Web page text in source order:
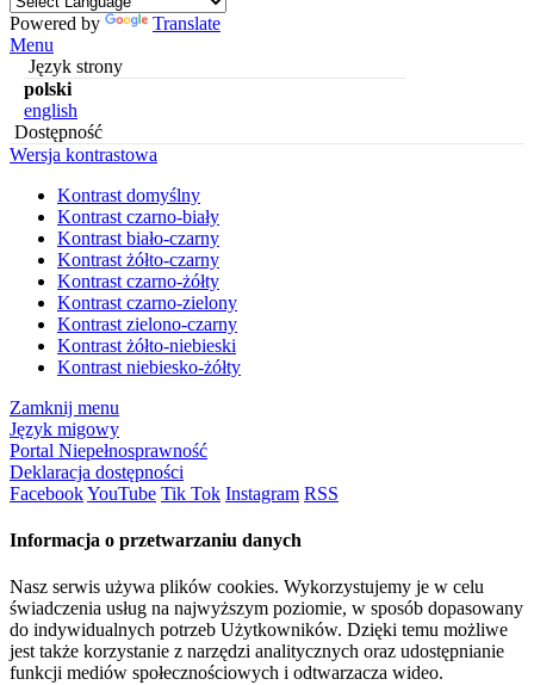
Powered by
Translate
Menu
Język strony
polski
english
Dostępność
Wersja kontrastowa
Kontrast domyślny
Kontrast czarno-biały
Kontrast biało-czarny
Kontrast żółto-czarny
Kontrast czarno-żółty
Kontrast czarno-zielony
Kontrast zielono-czarny
Kontrast żółto-niebieski
Kontrast niebiesko-żółty
Zamknij menu
Język migowy
Portal Niepełnosprawność
Deklaracja dostępności
FacebookYouTube Tik Tok Instagram RSS
Informacja o przetwarzaniu danych
Nasz serwis używa plików cookies. Wykorzystujemy je w celu
świadczenia usług na najwyższym poziomie, w sposób dopasowany
do indywidualnych potrzeb Użytkowników. Dzięki temu możliwe
jest także korzystanie z narzędzi analitycznych oraz udostępnianie
funkcji mediów społecznościowych i odtwarzacza wideo.